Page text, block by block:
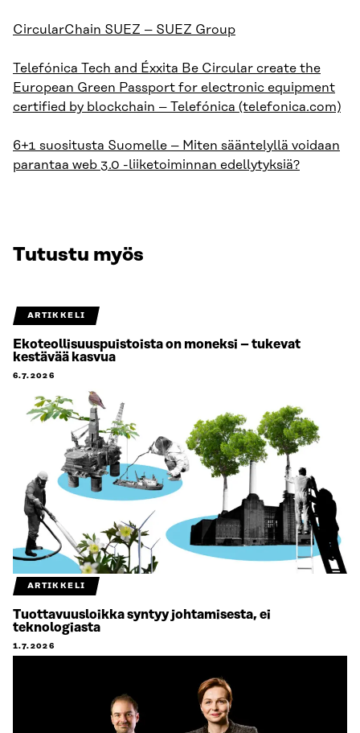
CircularChain SUEZ – SUEZ Group
Telefónica Tech and Éxxita Be Circular create the
European Green Passport for electronic equipment
certified by blockchain – Telefónica (telefonica.com)
6+1 suositusta Suomelle – Miten sääntelyllä voidaan
parantaa web 3.0 -liiketoiminnan edellytyksiä?
Tutustu myös
ARTIKKELI
Ekoteollisuuspuistoista on moneksi – tukevat
kestävää kasvua
6.7.2026
ARTIKKELI
Tuottavuusloikka syntyy johtamisesta, ei
teknologiasta
1.7.2026